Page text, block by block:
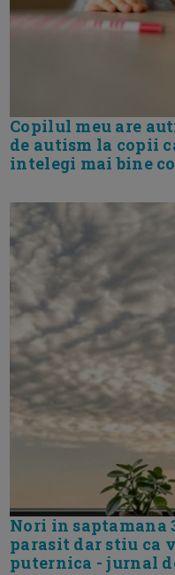
Copilul meu are
de autism la copii
intelegi mai bine
Nori in saptamana
parasit dar stiu ca
puternica - jurnal